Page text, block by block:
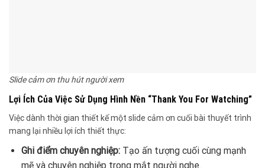
Slide cảm ơn thu hút người xem
Lợi Ích Của Việc Sử Dụng Hình Nền “Thank You For Watching”
Việc dành thời gian thiết kế một slide cảm ơn cuối bài thuyết trình
mang lại nhiều lợi ích thiết thực:
Ghi điểm chuyên nghiệp:Tạo ấn tượng cuối cùng mạnh
mẽ và chuyên nghiệp trong mắt người nghe.